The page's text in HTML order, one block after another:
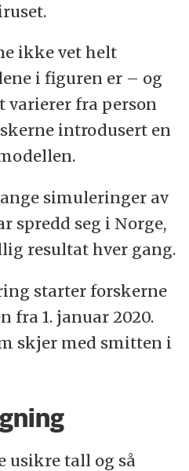
ikke vet helt
i figuren er – og
varierer fra person
introdusert en
simuleringer av
spredd seg i Norge,
resultat hver gang.
starter forskerne
fra 1. januar 2020.
skjer med smitten i
usikre tall og så